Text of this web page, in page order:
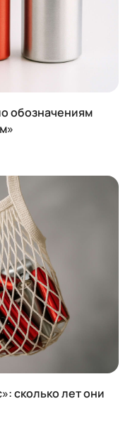
обозначениям
сколько лет они